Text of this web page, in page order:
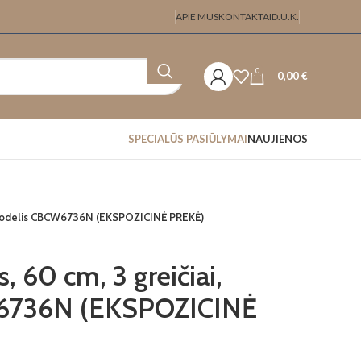
APIE MUSKONTAKTAID.U.K.
0 0,00€
SPECIALŪS PASIŪLYMAINAUJIENOS
CBCW6736N (EKSPOZICINĖ PREKĖ)
60 cm, 3 greičiai,
(EKSPOZICINĖ